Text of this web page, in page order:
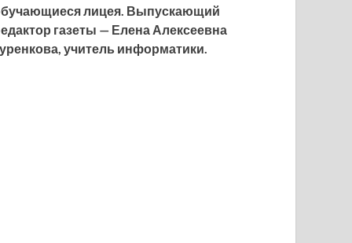
лицея. Выпускающий
газеты — Елена Алексеевна
уренкова, учитель информатики.